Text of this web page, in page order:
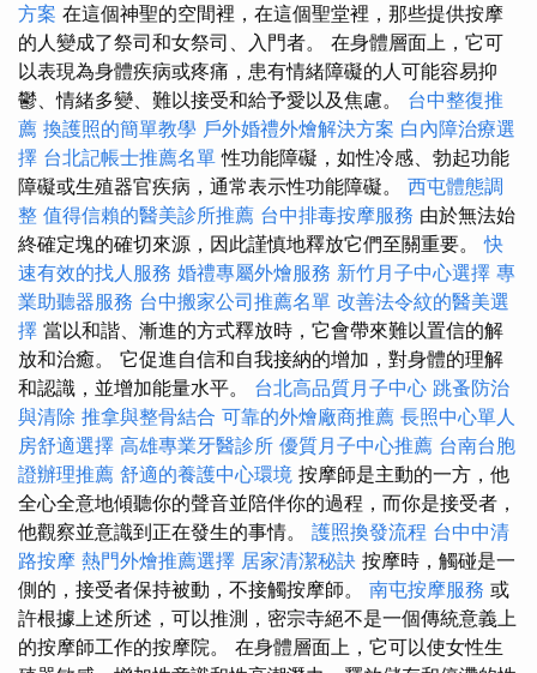
方案 在這個神聖的空間裡，在這個聖堂裡，那些提供按摩
的人變成了祭司和女祭司、入門者。 在身體層面上，它可
以表現為身體疾病或疼痛，患有情緒障礙的人可能容易抑
鬱、情緒多變、難以接受和給予愛以及焦慮。 台中整復推
薦 換護照的簡單教學 戶外婚禮外燴解決方案 白內障治療選
擇 台北記帳士推薦名單 性功能障礙，如性冷感、勃起功能
障礙或生殖器官疾病，通常表示性功能障礙。 西屯體態調
整 值得信賴的醫美診所推薦 台中排毒按摩服務 由於無法始
終確定塊的確切來源，因此謹慎地釋放它們至關重要。快
速有效的找人服務 婚禮專屬外燴服務 新竹月子中心選擇 專
業助聽器服務 台中搬家公司推薦名單 改善法令紋的醫美選
擇 當以和諧、漸進的方式釋放時，它會帶來難以置信的解
放和治癒。 它促進自信和自我接納的增加，對身體的理解
和認識，並增加能量水平。 台北高品質月子中心 跳蚤防治
與清除 推拿與整骨結合 可靠的外燴廠商推薦 長照中心單人
房舒適選擇 高雄專業牙醫診所 優質月子中心推薦 台南台胞
證辦理推薦 舒適的養護中心環境 按摩師是主動的一方，他
全心全意地傾聽你的聲音並陪伴你的過程，而你是接受者，
他觀察並意識到正在發生的事情。 護照換發流程 台中中清
路按摩 熱門外燴推薦選擇 居家清潔秘訣 按摩時，觸碰是一
側的，接受者保持被動，不接觸按摩師。 南屯按摩服務 或
許根據上述所述，可以推測，密宗寺絕不是一個傳統意義上
的按摩師工作的按摩院。 在身體層面上，它可以使女性生